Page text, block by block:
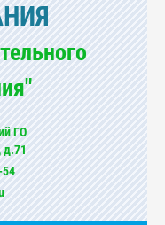
ГО
д.71
54